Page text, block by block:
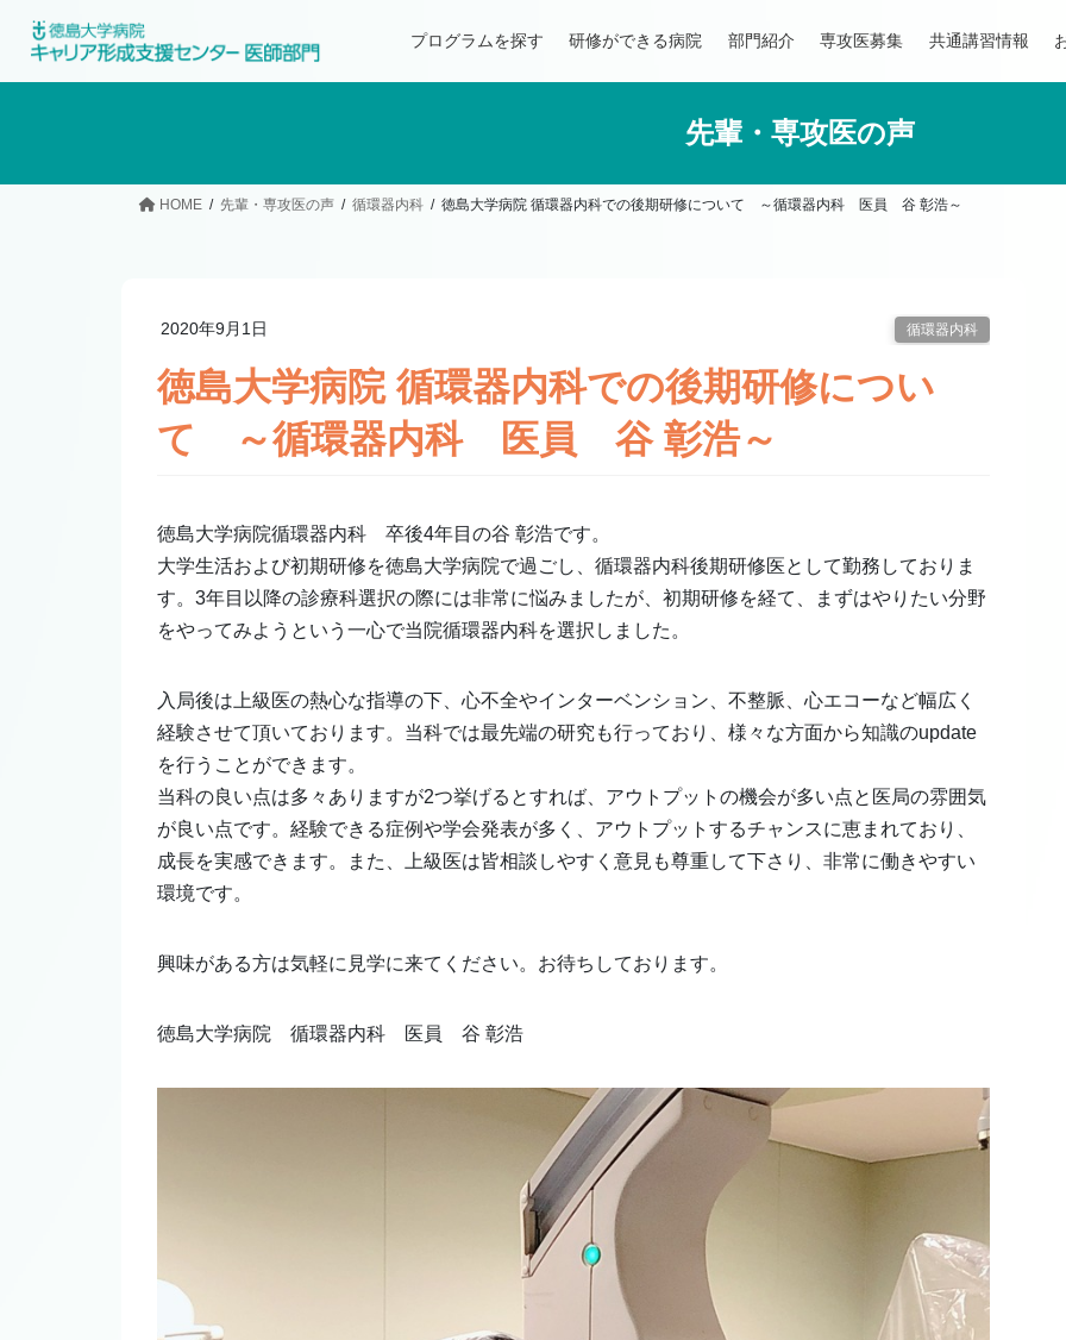
プログラムを探す 研修ができる病院 部門紹介 専攻医募集 共通講習情報
先輩・専攻医の声
HOME 先輩・専攻医の声 循環器内科 徳島大学病院 循環器内科での後期研修について ～循環器内科 医員 谷 彰浩～
2020年9月1日 循環器内科
徳島大学病院 循環器内科での後期研修につい
て ～循環器内科 医員 谷 彰浩～
徳島大学病院循環器内科 卒後4年目の谷 彰浩です。
大学生活および初期研修を徳島大学病院で過ごし、循環器内科後期研修医として勤務しておりま
す。3年目以降の診療科選択の際には非常に悩みましたが、初期研修を経て、まずはやりたい分野
をやってみようという一心で当院循環器内科を選択しました。
入局後は上級医の熱心な指導の下、心不全やインターベンション、不整脈、心エコーなど幅広く
経験させて頂いております。当科では最先端の研究も行っており、様々な方面から知識のupdate
を行うことができます。
当科の良い点は多々ありますが2つ挙げるとすれば、アウトプットの機会が多い点と医局の雰囲気
が良い点です。経験できる症例や学会発表が多く、アウトプットするチャンスに恵まれており、
成長を実感できます。また、上級医は皆相談しやすく意見も尊重して下さり、非常に働きやすい
環境です。
興味がある方は気軽に見学に来てください。お待ちしております。
徳島大学病院 循環器内科 医員 谷 彰浩